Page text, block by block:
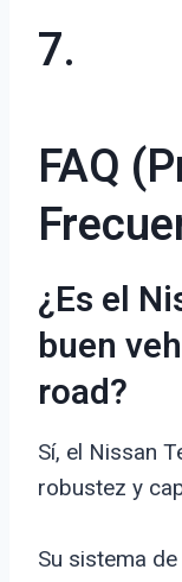
7.
FAQ
¿Es el
buen
road?
Sí, el Nissan
robustez y
Su sistema